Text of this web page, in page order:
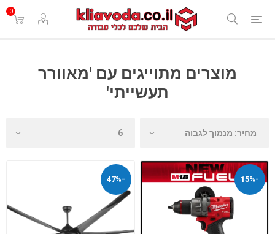
0
מוצרים מתוייגים עם 'מאוורר
תעשייתי'
-15%
-47%